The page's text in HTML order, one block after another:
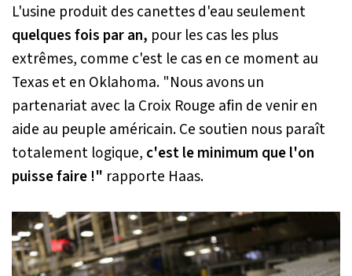
L'usine produit des canettes d'eau seulement
quelques fois par an, pour les cas les plus
extrêmes, comme c'est le cas en ce moment au
Texas et en Oklahoma. "Nous avons un
partenariat avec la Croix Rouge afin de venir en
aide au peuple américain. Ce soutien nous paraît
totalement logique, c'est le minimum que l'on
puisse faire !" rapporte Haas.